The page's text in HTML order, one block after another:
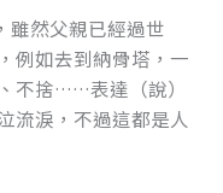
雖然父親已經過世
例如去到納骨塔，一
不捨……表達（說）
流淚，不過這都是人